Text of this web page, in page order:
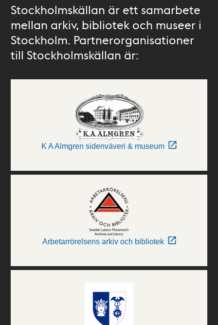
Stockholmskällan är ett samarbete
mellan arkiv, bibliotek och museer i
Stockholm. Partnerorganisationer
till Stockholmskällan är:
K A Almgren sidenväveri & museum
Arbetarrörelsens arkiv och bibliotek